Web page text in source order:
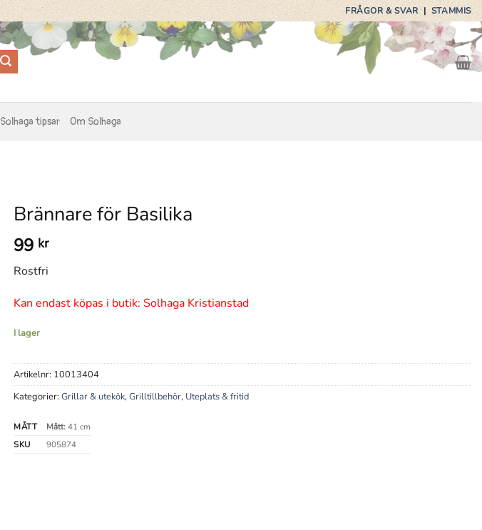
FRÅGOR & SVAR|STAMMIS
Solhaga tipsar Om Solhaga
Brännare för Basilika
99 kr
Rostfri
Kan endast köpas i butik: Solhaga Kristianstad
I lager
Artikelnr: 10013404
Kategorier: Grillar & utekök,Grilltillbehör, Uteplats & fritid
MÅTT Mått:41 cm
SKU
905874